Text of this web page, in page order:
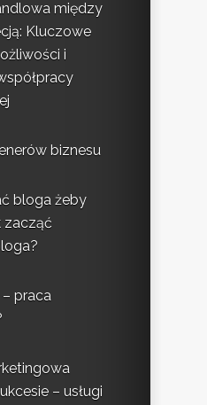
między
Kluczowe
i
biznesu
bloga żeby
zacząć
praca
– usługi